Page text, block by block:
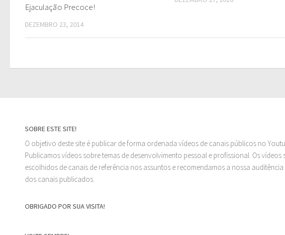
Ejaculação Precoce!
DEZEMBRO 23, 2014
SOBRE ESTE SITE!
O objetivo deste site é publicar de forma ordenada vídeos de canais públicos no
Publicamos vídeos sobre temas de desenvolvimento pessoal e profissional. Os vídeos
escolhidos de canais de referência nos assuntos e recomendamos a nossa
dos canais publicados.
OBRIGADO POR SUA VISITA!